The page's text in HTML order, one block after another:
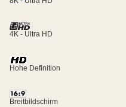
4K - Ultra HD
Hohe Definition
Breitbildschirm